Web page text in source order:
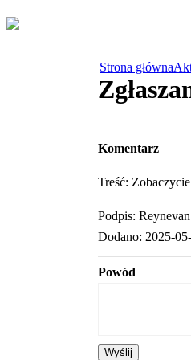
Strona główna
Komentarz
Treść:
Podpis: Reynevan
Dodano: 2025-
Powód
Wyślij